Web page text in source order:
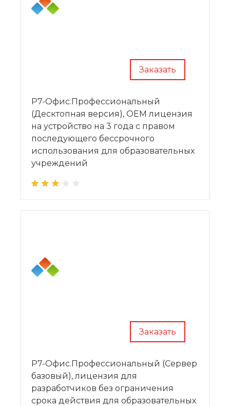
Заказать
Р7-Офис.Профессиональный
(Десктопная версия), OEM лицензия
на устройство на 3 года с правом
последующего бессрочного
использования для образовательных
учреждений
Заказать
Р7-Офис.Профессиональный (Сервер
базовый), лицензия для
разработчиков без ограничения
срока действия для образовательных